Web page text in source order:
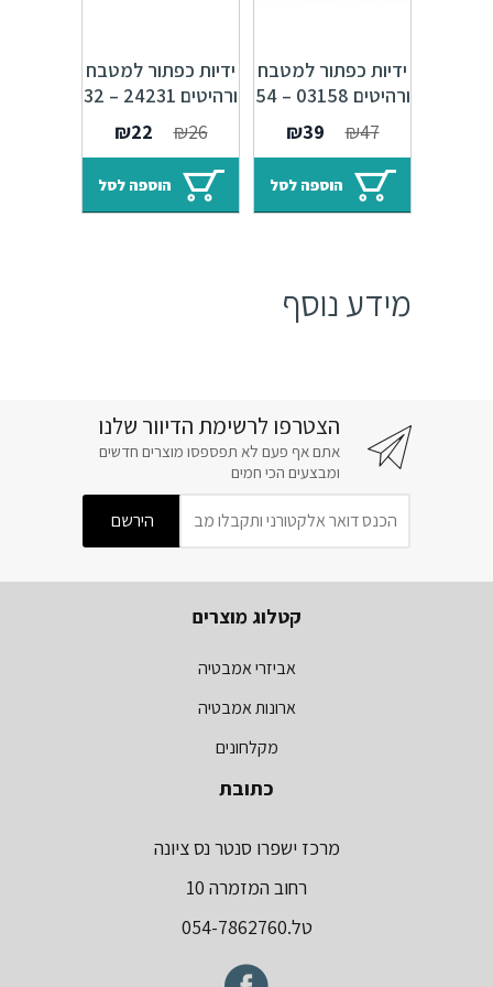
ידיות כפתור למטבח
ורהיטים 03158 – 54
מ"מ כסף אורינטלי
M47 Alhambra
₪47
המחיר
המקורי
היה:
₪47.
₪39
הנוכחי
הוא:
₪39.
הוספה לסל
ידיות כפתור למטבח
ורהיטים 24231 – 32
מ"מ ברונזה פירנצה
M09
₪26
המחיר
המקורי
היה:
₪26.
₪22
הנוכחי
הוא:
₪22.
הוספה לסל
מידע נוסף
הצטרפו לרשימת הדיוור שלנו
אתם אף פעם לא תפספסו מוצרים חדשים
ומבצעים הכי חמים
קטלוג מוצרים
אביזרי אמבטיה
ארונות אמבטיה
מקלחונים
כתובת
מרכז ישפרו סנטר נס ציונה
רחוב המזמרה 10
טל.054-7862760